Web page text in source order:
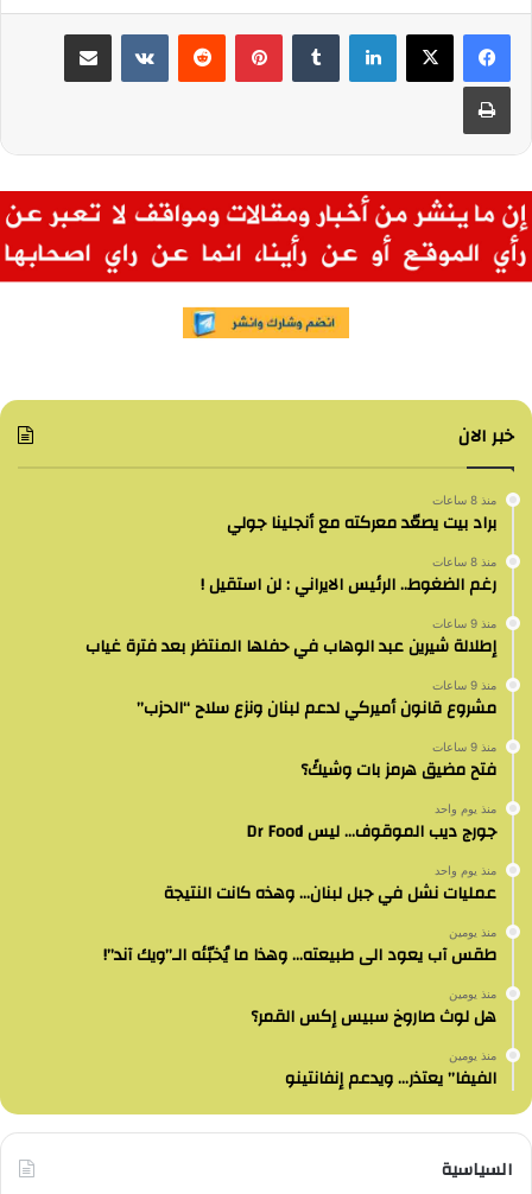
لينكدإن بينتيريست مشاركة عبر البريد
طباعة
خبر الان
منذ 8 ساعات
براد بيت يصعّد معركته مع أنجلينا جولي
منذ 8 ساعات
رغم الضغوط.. الرئيس الايراني : لن استقيل !
منذ 9 ساعات
إطلالة شيرين عبد الوهاب في حفلها المنتظر بعد فترة غياب
منذ 9 ساعات
مشروع قانون أميركي لدعم لبنان ونزع سلاح “الحزب”
منذ 9 ساعات
فتح مضيق هرمز بات وشيكً؟
منذ يوم واحد
جورج ديب الموقوف… ليس Dr Food
منذ يوم واحد
عمليات نشل في جبل لبنان… وهذه كانت النتيجة
منذ يومين
طقس آب يعود الى طبيعته… وهذا ما يُخبّئه الـ”ويك آند”!
منذ يومين
هل لوث صاروخ سبيس إكس القمر؟
منذ يومين
الفيفا” يعتذر… ويدعم إنفانتينو
السياسية